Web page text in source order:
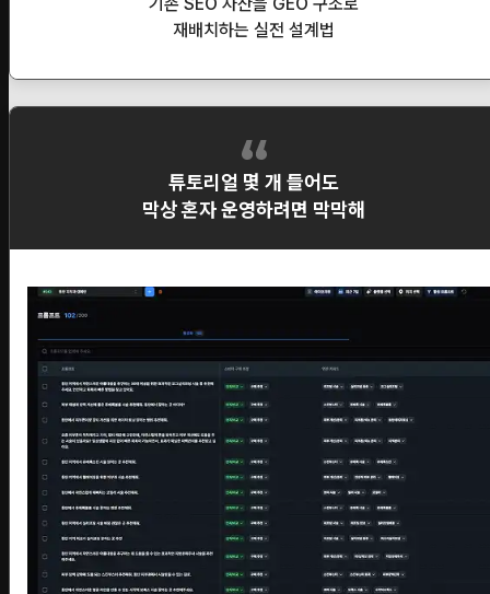
재배치하는 실전 설계법
튜토리얼 몇 개 들어도
막상 혼자 운영하려면 막막해